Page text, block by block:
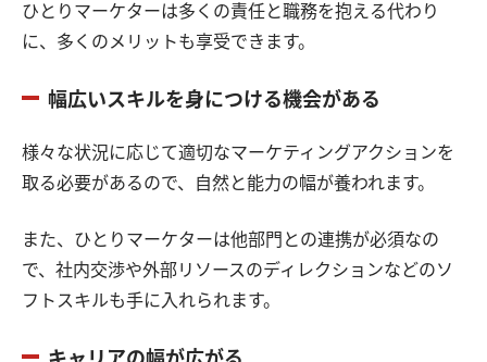
ひとりマーケターは多くの責任と職務を抱える代わり
に、多くのメリットも享受できます。
幅広いスキルを身につける機会がある
様々な状況に応じて適切なマーケティングアクションを
取る必要があるので、自然と能力の幅が養われます。
また、ひとりマーケターは他部門との連携が必須なの
で、社内交渉や外部リソースのディレクションなどのソ
フトスキルも手に入れられます。